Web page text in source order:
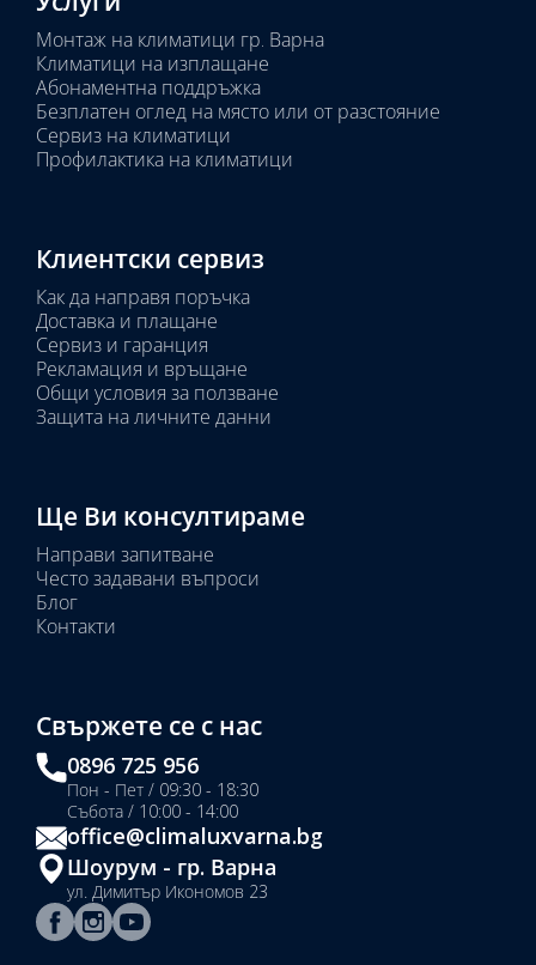
Монтаж на климатици гр. Варна
Климатици на изплащане
Абонаментна поддръжка
Безплатен оглед на място или от разстояние
Сервиз на климатици
Профилактика на климатици
Клиентски сервиз
Как да направя поръчка
Доставка и плащане
Сервиз и гаранция
Рекламация и връщане
Общи условия за ползване
Защита на личните данни
Ще Ви консултираме
Направи запитване
Често задавани въпроси
Блог
Контакти
Свържете се с нас
0896 725 956
Пон - Пет / 09:30 - 18:30
Събота / 10:00 - 14:00
office@climaluxvarna.bg
Шоурум - гр. Варна
ул. Димитър Икономов 23